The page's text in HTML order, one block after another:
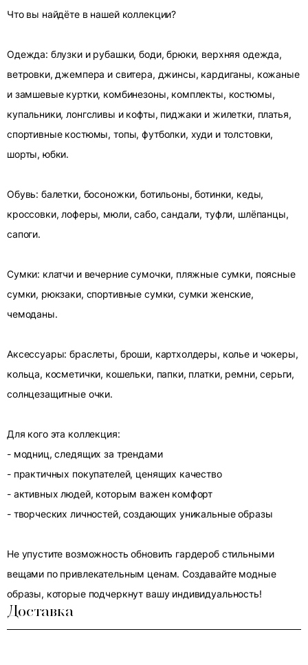
Что вы найдёте в нашей коллекции?
Одежда: блузки и рубашки, боди, брюки, верхняя одежда,
ветровки, джемпера и свитера, джинсы, кардиганы, кожаные
и замшевые куртки, комбинезоны, комплекты, костюмы,
купальники, лонгсливы и кофты, пиджаки и жилетки, платья,
спортивные костюмы, топы, футболки, худи и толстовки,
шорты, юбки.
Обувь: балетки, босоножки, ботильоны, ботинки, кеды,
кроссовки, лоферы, мюли, сабо, сандали, туфли, шлёпанцы,
сапоги.
Сумки: клатчи и вечерние сумочки, пляжные сумки, поясные
сумки, рюкзаки, спортивные сумки, сумки женские,
чемоданы.
Аксессуары: браслеты, броши, картхолдеры, колье и чокеры,
кольца, косметички, кошельки, папки, платки, ремни, серьги,
солнцезащитные очки.
Для кого эта коллекция:
- модниц, следящих за трендами
- практичных покупателей, ценящих качество
- активных людей, которым важен комфорт
- творческих личностей, создающих уникальные образы
Не упустите возможность обновить гардероб стильными
вещами по привлекательным ценам. Создавайте модные
образы, которые подчеркнут вашу индивидуальность!
Доставка